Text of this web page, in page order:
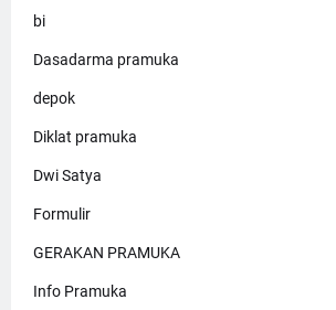
bi
Dasadarma pramuka
depok
Diklat pramuka
Dwi Satya
Formulir
GERAKAN PRAMUKA
Info Pramuka